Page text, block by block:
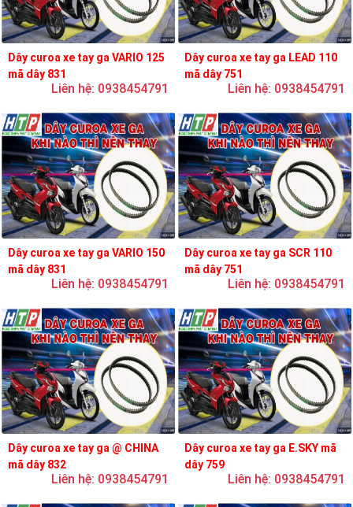
Dây curoa xe tay ga VARIO 125
mã dây 831
Liên hệ: 0938454791
Dây curoa xe tay ga LEAD 110
mã dây 751
Liên hệ: 0938454791
Dây curoa xe tay ga VARIO 150
mã dây 831
Liên hệ: 0938454791
Dây curoa xe tay ga SCR 110
mã dây 751
Liên hệ: 0938454791
Dây curoa xe tay ga @ CHINA
mã dây 832
Liên hệ: 0938454791
Dây curoa xe tay ga E.SKY mã
dây 759
Liên hệ: 0938454791